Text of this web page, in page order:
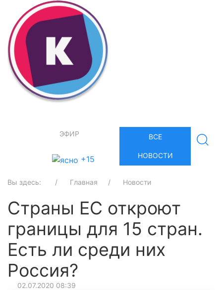
ЭФИР
+15
ВСЕ
НОВОСТИ
Вы здесь: Главная Новости
Страны ЕС откроют
границы для 15 стран.
Есть ли среди них
Россия?
02.07.2020 08:39